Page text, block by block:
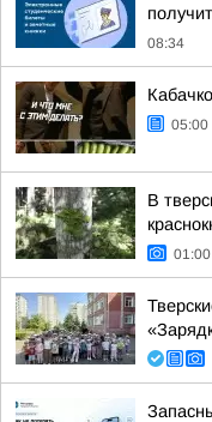
08:34
05:00
В
01:00